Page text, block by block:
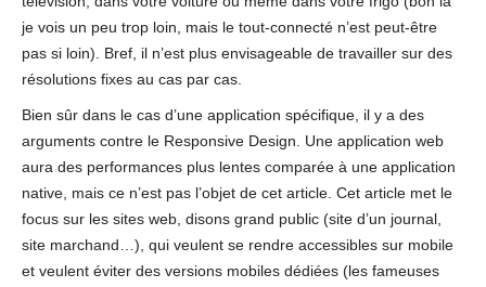
je vois un peu trop loin, mais le tout-connecté n’est peut-être
pas si loin). Bref, il n’est plus envisageable de travailler sur des
résolutions fixes au cas par cas.
Bien sûr dans le cas d’une application spécifique, il y a des
arguments contre le Responsive Design. Une application web
aura des performances plus lentes comparée à une application
native, mais ce n’est pas l’objet de cet article. Cet article met le
focus sur les sites web, disons grand public (site d’un journal,
site marchand…), qui veulent se rendre accessibles sur mobile
et veulent éviter des versions mobiles dédiées (les fameuses